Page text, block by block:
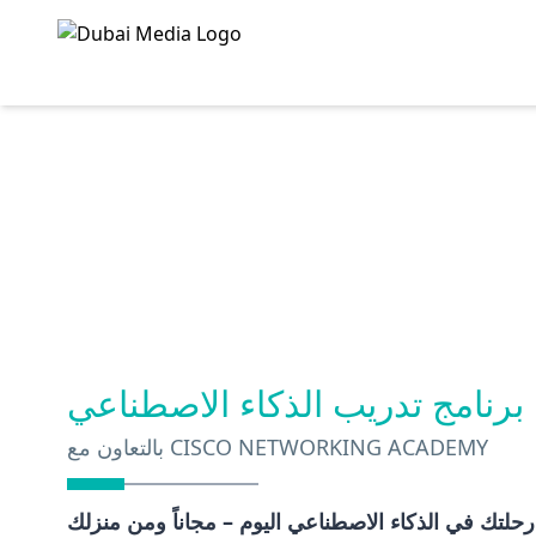
برنامج تدريب الذكاء الاصطناعي
بالتعاون مع CISCO NETWORKING ACADEMY